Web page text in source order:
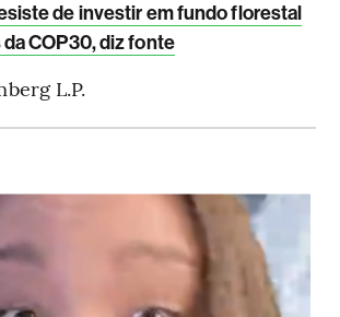
de investir em fundo florestal
COP30, diz fonte
L.P.